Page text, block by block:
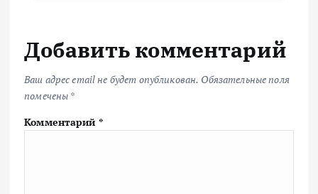
Добавить комментарий
Ваш адрес email не будет опубликован. Обязательные поля
помечены *
Комментарий *